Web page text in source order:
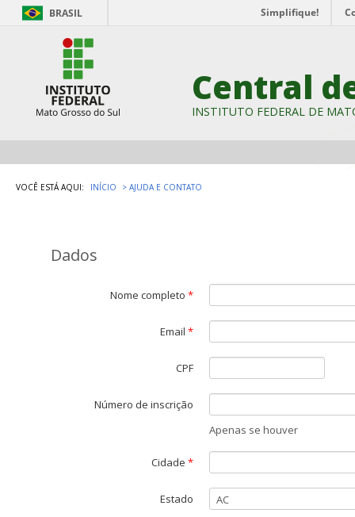
BRASIL Simplifique!
Central
INSTITUTO FEDERAL DE
VOCÊ ESTÁ AQUI: INÍCIO AJUDA E CONTATO
Dados
Nome completo *
Email *
CPF
Número de inscrição
Apenas se houver
Cidade *
Estado